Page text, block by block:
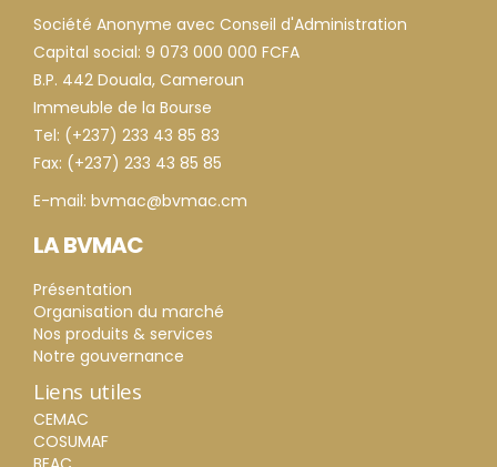
Société Anonyme avec Conseil d'Administration
Capital social: 9 073 000 000 FCFA
B.P. 442 Douala, Cameroun
Immeuble de la Bourse
Tel: (+237) 233 43 85 83
Fax: (+237) 233 43 85 85
E-mail: bvmac@bvmac.cm
LA BVMAC
Présentation
Organisation du marché
Nos produits & services
Notre gouvernance
Liens utiles
CEMAC
COSUMAF